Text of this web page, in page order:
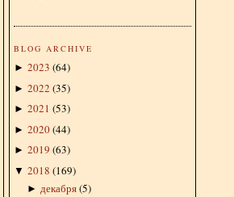
BLOG ARCHIVE
► 2023 (64)
► 2022 (35)
► 2021 (53)
► 2020(44)
► 2019 (63)
▼ 2018 (169)
► декабря(5)